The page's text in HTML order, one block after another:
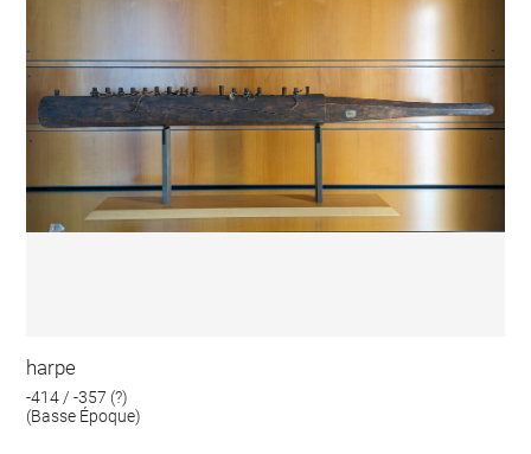
harpe
-414 / -357 (?)
(Basse Époque)